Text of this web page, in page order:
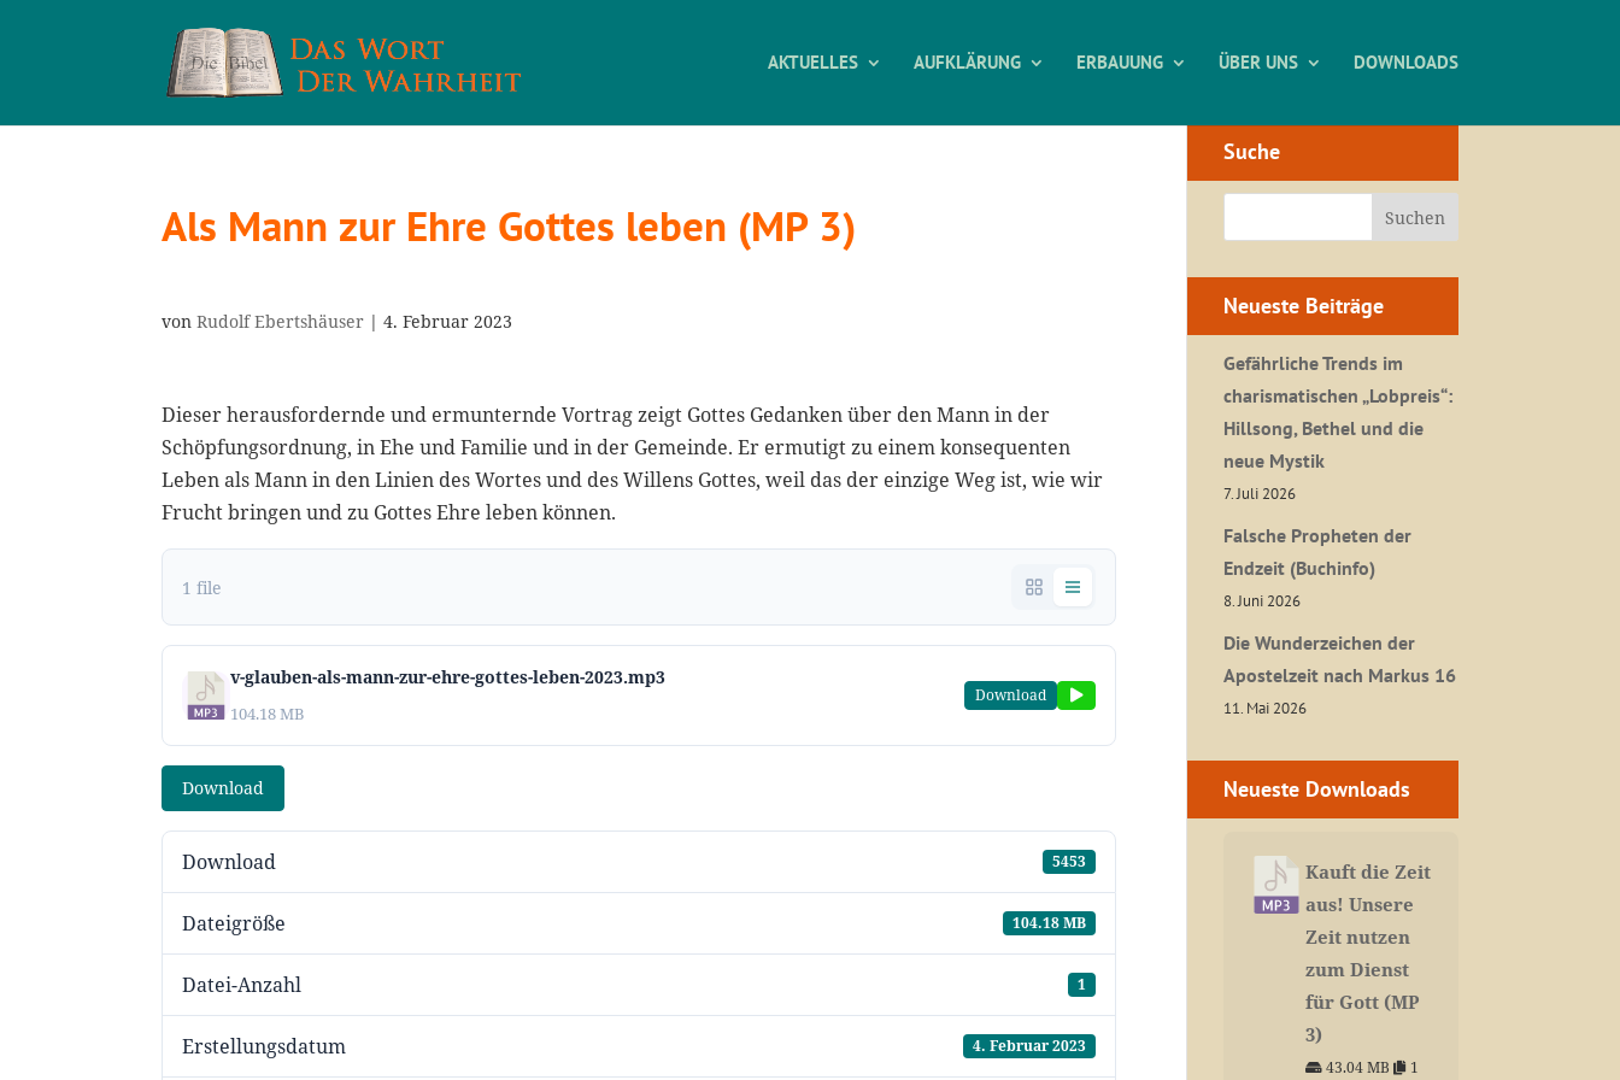
AKTUELLES AUFKLÄRUNG ERBAUUNG ÜBER UNS DOWNLOADS
Als Mann zur Ehre Gottes leben (MP 3)
vonRudolf Ebertshäuser |4. Februar 2023
Download
Download 5453
Dateigröße 104.18 MB
Datei-Anzahl 1
Erstellungsdatum 4. Februar 2023
Dieser herausfordernde und ermunternde Vortrag zeigt Gottes Gedanken über den Mann in der
Schöpfungsordnung, in Ehe und Familie und in der Gemeinde. Er ermutigt zu einem konsequenten
Leben als Mann in den Linien des Wortes und des Willens Gottes, weil das der einzige Weg ist, wie wir
Frucht bringen und zu Gottes Ehre leben können.
1 file
v-glauben-als-mann-zur-ehre-gottes-leben-2023.mp3
104.18 MB
Download
Suche
Neueste Beiträge
Gefährliche Trends im
charismatischen „Lobpreis“:
Hillsong, Bethel und die
neue Mystik
7. Juli 2026
Falsche Propheten der
Endzeit (Buchinfo)
8. Juni 2026
Die Wunderzeichen der
Apostelzeit nach Markus 16
11. Mai 2026
Neueste Downloads
Kauft die Zeit
aus! Unsere
Zeit nutzen
zum Dienst
für Gott (MP
3)
43.04 MB
1